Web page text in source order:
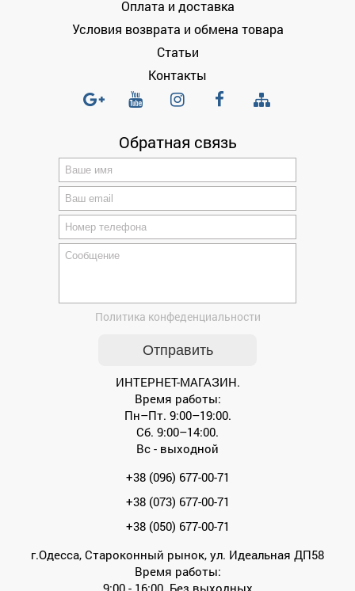
Оплата и доставка
Условия возврата и обмена товара
Статьи
Контакты
Обратная связь
Политика конфеденциальности
ИНТЕРНЕТ-МАГАЗИН.
Время работы:
Пн–Пт. 9:00–19:00.
Сб. 9:00–14:00.
Вс - выходной
+38 (096) 677-00-71
+38 (073) 677-00-71
+38 (050) 677-00-71
г.Одесса, Староконный рынок, ул. Идеальная ДП58
Время работы:
9:00 - 16:00. Без выходных